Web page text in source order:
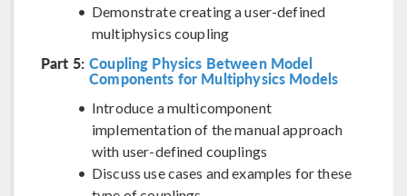
Demonstrate creating a user-defined
multiphysics coupling
Part 5: Coupling Physics Between Model
Components for Multiphysics Models
Introduce a multicomponent
implementation of the manual approach
with user-defined couplings
Discuss use cases and examples for these